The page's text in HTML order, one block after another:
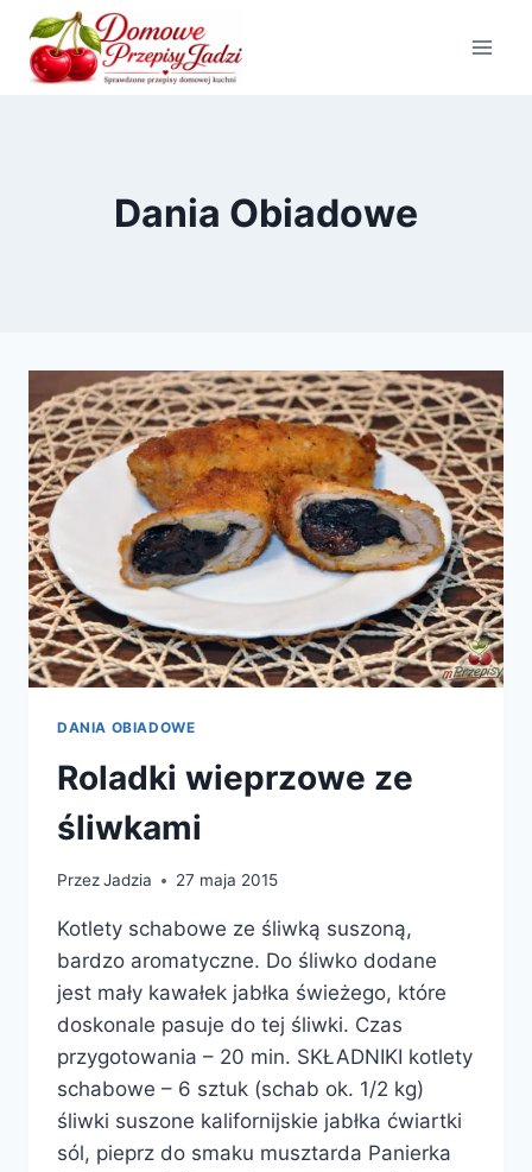
Przejdź
treści
Dania Obiadowe
DANIA OBIADOWE
Roladki wieprzowe ze
śliwkami
PrzezJadzia 27 maja 2015
Kotlety schabowe ze śliwką suszoną,
bardzo aromatyczne. Do śliwko dodane
jest mały kawałek jabłka świeżego, które
doskonale pasuje do tej śliwki. Czas
przygotowania – 20 min. SKŁADNIKI kotlety
schabowe – 6 sztuk (schab ok. 1/2 kg)
śliwki suszone kalifornijskie jabłka ćwiartki
sól, pieprz do smaku musztarda Panierka